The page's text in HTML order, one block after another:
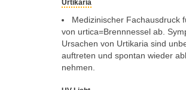
Urtikaria
Medizinischer Fachausdruck
von urtica=Brennnessel ab.
Ursachen von Urtikaria sind
auftreten und spontan wieder
nehmen.